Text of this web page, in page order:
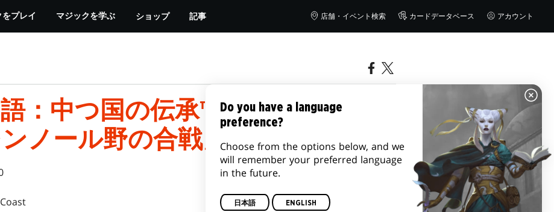
プレイ マジックを学ぶ ショップ 記事 店舗・イベント検索 カードデータベース アカウント
語：中つ国の伝承™』シーン・カー
ンノール野の合戦」に関する声明
Do you have a language
preference?
Choose from the options below, and we
will remember your preferred language
in the future.
日本語 ENGLISH